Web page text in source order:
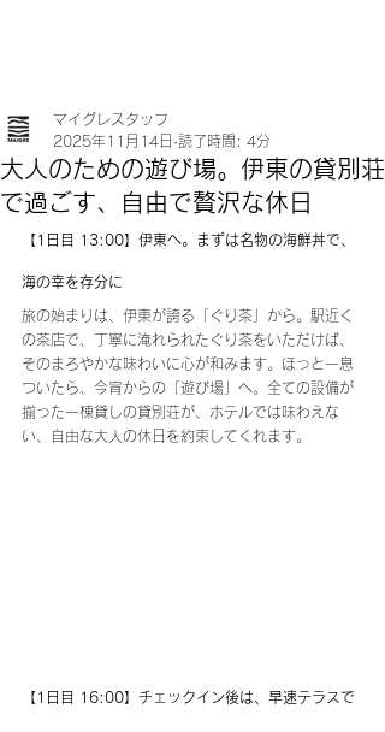
大人のための遊び場。伊東の貸別荘
で過ごす、自由で贅沢な休日
マイグレスタッフ
2025年11月14日 読了時間: 4分
【1日目 13:00】伊東へ。まずは名物の海鮮丼で、
海の幸を存分に
旅の始まりは、伊東が誇る「ぐり茶」から。駅近く
の茶店で、丁寧に淹れられたぐり茶をいただけば、
そのまろやかな味わいに心が和みます。ほっと一息
ついたら、今宵からの「遊び場」へ。全ての設備が
揃った一棟貸しの貸別荘が、ホテルでは味わえな
い、自由な大人の休日を約束してくれます。
【1日目 16:00】チェックイン後は、早速テラスで